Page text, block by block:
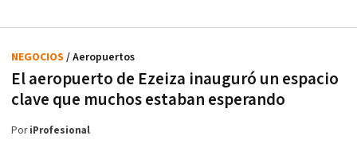
El aeropuerto de Ezeiza inauguró un espacio
clave que muchos estaban esperando
NEGOCIOS / Aeropuertos
PoriProfesional